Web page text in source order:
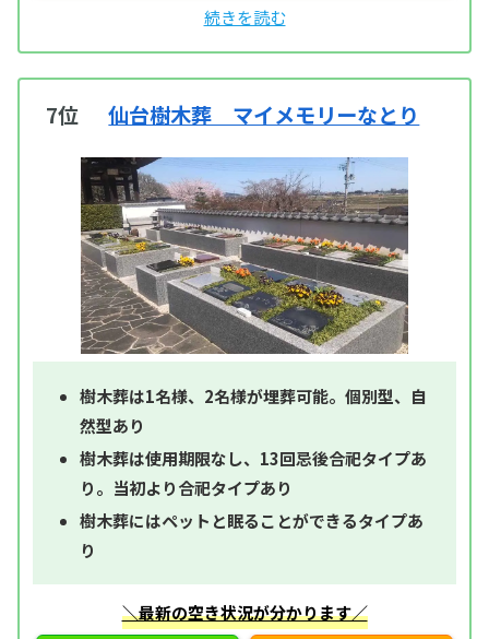
7位 仙台樹木葬 マイメモリーなとり
樹木葬は1名様、2名様が埋葬可能。個別型、自
然型あり
樹木葬は使用期限なし、13回忌後合祀タイプあ
り。当初より合祀タイプあり
樹木葬にはペットと眠ることができるタイプあ
り
＼最新の空き状況が分かります／